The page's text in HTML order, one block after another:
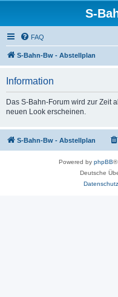
S-
FAQ
S-Bahn-Bw - Abstellplan
Information
Das S-Bahn-Forum wird zur Zeit
neuen Look erscheinen.
S-Bahn-Bw - Abstellplan
Powered by phpBB®
Deutsche
Datenschutz